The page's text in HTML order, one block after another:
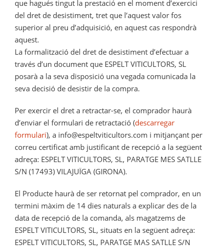
que hagués tingut la prestació en el moment d’exercici
del dret de desistiment, tret que l’aquest valor fos
superior al preu d’adquisició, en aquest cas respondrà
aquest.
La formalització del dret de desistiment d’efectuar a
través d’un document que ESPELT VITICULTORS, SL
posarà a la seva disposició una vegada comunicada la
seva decisió de desistir de la compra.
Per exercir el dret a retractar-se, el comprador haurà
d’enviar el formulari de retractació (descarregar
formulari), a info@espeltviticultors.com i mitjançant per
correu certificat amb justificant de recepció a la següent
adreça: ESPELT VITICULTORS, SL, PARATGE MES SATLLE
S/N (17493) VILAJUÏGA (GIRONA).
El Producte haurà de ser retornat pel comprador, en un
termini màxim de 14 dies naturals a explicar des de la
data de recepció de la comanda, als magatzems de
ESPELT VITICULTORS, SL, situats en la següent adreça:
ESPELT VITICULTORS, SL, PARATGE MAS SATLLE S/N